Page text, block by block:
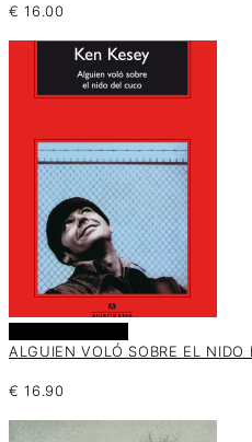
€ 16.00
ALGUIEN VOLÓ SOBRE EL
€ 16.90